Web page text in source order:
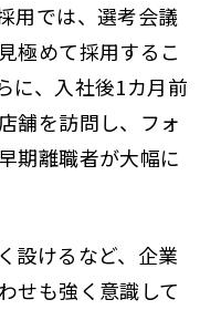
用では、選考会議
極めて採用するこ
に、入社後1カ月前
舗を訪問し、フォ
期離職者が大幅に
設けるなど、企業
せも強く意識して